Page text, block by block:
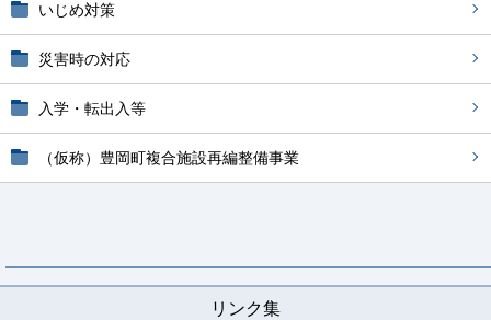
いじめ対策
災害時の対応
入学・転出入等
（仮称）豊岡町複合施設再編整備事業
リンク集